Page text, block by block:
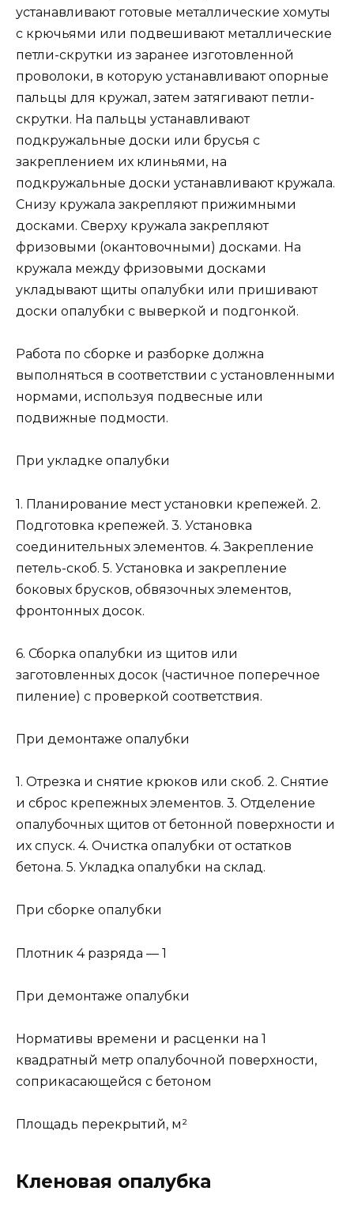
устанавливают готовые металлические хомуты
с крючьями или подвешивают металлические
петли-скрутки из заранее изготовленной
проволоки, в которую устанавливают опорные
пальцы для кружал, затем затягивают петли-
скрутки. На пальцы устанавливают
подкружальные доски или брусья с
закреплением их клиньями, на
подкружальные доски устанавливают кружала.
Снизу кружала закрепляют прижимными
досками. Сверху кружала закрепляют
фризовыми (окантовочными) досками. На
кружала между фризовыми досками
укладывают щиты опалубки или пришивают
доски опалубки с выверкой и подгонкой.
Работа по сборке и разборке должна
выполняться в соответствии с установленными
нормами, используя подвесные или
подвижные подмости.
При укладке опалубки
1. Планирование мест установки крепежей. 2.
Подготовка крепежей. 3. Установка
соединительных элементов. 4. Закрепление
петель-скоб. 5. Установка и закрепление
боковых брусков, обвязочных элементов,
фронтонных досок.
6. Сборка опалубки из щитов или
заготовленных досок (частичное поперечное
пиление) с проверкой соответствия.
При демонтаже опалубки
1. Отрезка и снятие крюков или скоб. 2. Снятие
и сброс крепежных элементов. 3. Отделение
опалубочных щитов от бетонной поверхности и
их спуск. 4. Очистка опалубки от остатков
бетона. 5. Укладка опалубки на склад.
При сборке опалубки
Плотник 4 разряда — 1
При демонтаже опалубки
Нормативы времени и расценки на 1
квадратный метр опалубочной поверхности,
соприкасающейся с бетоном
Площадь перекрытий, м²
Кленовая опалубка